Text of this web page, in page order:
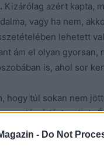
- Do Not
Kizárólag azért kapta,
vagy ha nem,
lehetett
ám el olyan gyorsan,
is, ahol sor
túl sokan nem
jómódúak voltak.
már kimerítették az
és megkérdezni,